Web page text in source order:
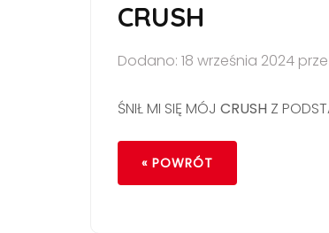
CRUSH
Dodano: 18 września 2024
ŚNIŁ MI SIĘ MÓJ CRUSH Z
« POWRÓT